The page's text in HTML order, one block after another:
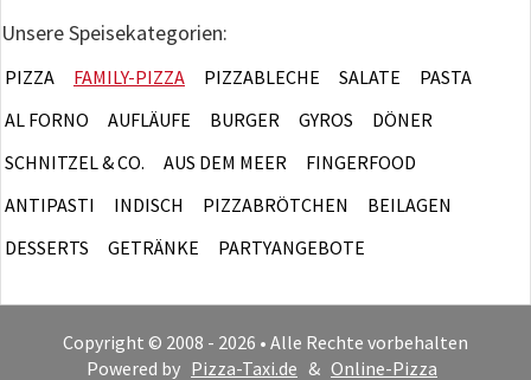
Unsere Speisekategorien:
PIZZA FAMILY-PIZZA PIZZABLECHE SALATE
PASTA
AL FORNO
AUFLÄUFE BURGER GYROS
DÖNER
SCHNITZEL & CO.
AUS DEM MEER
FINGERFOOD
ANTIPASTI
INDISCH PIZZABRÖTCHEN
BEILAGEN
DESSERTS
GETRÄNKE PARTYANGEBOTE
Copyright © 2008 - 2026 • Alle Rechte vorbehalten
Powered by Pizza-Taxi.de & Online-Pizza